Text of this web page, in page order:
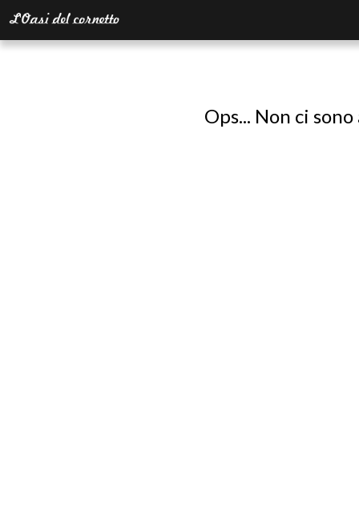
Ops... Non ci